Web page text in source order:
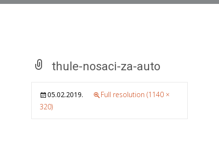
thule-nosaci-za-auto
05.02.2019.
Full resolution (1140 ×
320)